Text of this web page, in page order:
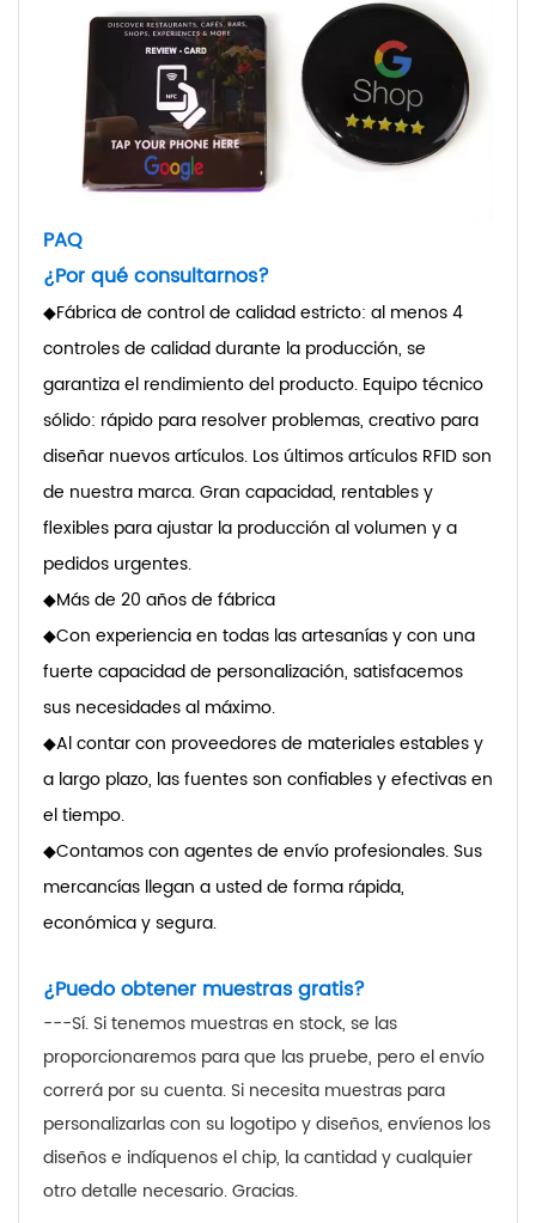
PAQ
¿Por qué consultarnos?
◆Fábrica de control de calidad estricto: al menos 4
controles de calidad durante la producción, se
garantiza el rendimiento del producto. Equipo técnico
sólido: rápido para resolver problemas, creativo para
diseñar nuevos artículos. Los últimos artículos RFID son
de nuestra marca. Gran capacidad, rentables y
flexibles para ajustar la producción al volumen y a
pedidos urgentes.
◆Más de 20 años de fábrica
◆Con experiencia en todas las artesanías y con una
fuerte capacidad de personalización, satisfacemos
sus necesidades al máximo.
◆Al contar con proveedores de materiales estables y
a largo plazo, las fuentes son confiables y efectivas en
el tiempo.
◆Contamos con agentes de envío profesionales. Sus
mercancías llegan a usted de forma rápida,
económica y segura.
¿Puedo obtener muestras gratis?
---Sí. Si tenemos muestras en stock, se las
proporcionaremos para que las pruebe, pero el envío
correrá por su cuenta. Si necesita muestras para
personalizarlas con su logotipo y diseños, envíenos los
diseños e indíquenos el chip, la cantidad y cualquier
otro detalle necesario. Gracias.